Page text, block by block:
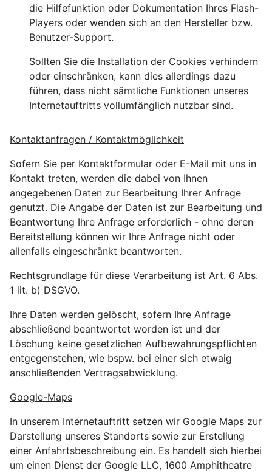
die Hilfefunktion oder Dokumentation Ihres Flash-
Players oder wenden sich an den Hersteller bzw.
Benutzer-Support.
Sollten Sie die Installation der Cookies verhindern
oder einschränken, kann dies allerdings dazu
führen, dass nicht sämtliche Funktionen unseres
Internetauftritts vollumfänglich nutzbar sind.
Kontaktanfragen / Kontaktmöglichkeit
Sofern Sie per Kontaktformular oder E-Mail mit uns in
Kontakt treten, werden die dabei von Ihnen
angegebenen Daten zur Bearbeitung Ihrer Anfrage
genutzt. Die Angabe der Daten ist zur Bearbeitung und
Beantwortung Ihre Anfrage erforderlich - ohne deren
Bereitstellung können wir Ihre Anfrage nicht oder
allenfalls eingeschränkt beantworten.
Rechtsgrundlage für diese Verarbeitung ist Art. 6 Abs.
1 lit. b) DSGVO.
Ihre Daten werden gelöscht, sofern Ihre Anfrage
abschließend beantwortet worden ist und der
Löschung keine gesetzlichen Aufbewahrungspflichten
entgegenstehen, wie bspw. bei einer sich etwaig
anschließenden Vertragsabwicklung.
Google-Maps
In unserem Internetauftritt setzen wir Google Maps zur
Darstellung unseres Standorts sowie zur Erstellung
einer Anfahrtsbeschreibung ein. Es handelt sich hierbei
um einen Dienst der Google LLC, 1600 Amphitheatre